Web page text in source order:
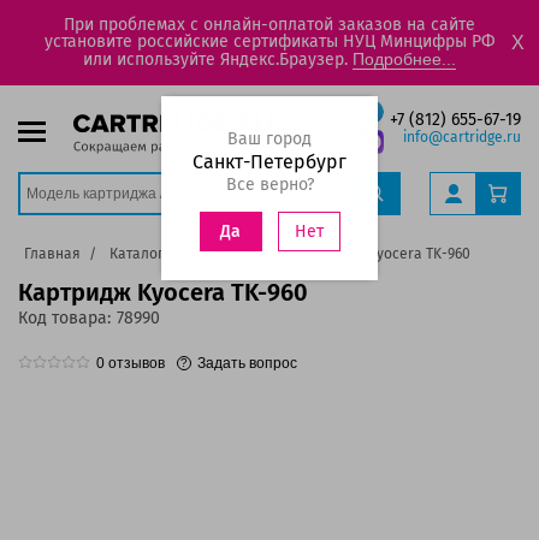
При проблемах с онлайн-оплатой заказов на сайте
установите российские сертификаты НУЦ Минцифры РФ
или используйте Яндекс.Браузер. Подробнее...
X
+7 (812) 655-67-19
info@cartridge.ru
Ваш город
Санкт-Петербург
Все верно?
Да Нет
Главная Каталог Картриджи Картридж Kyocera TK-960
Картридж Kyocera TK-960
Код товара: 78990
0 отзывов Задать вопрос